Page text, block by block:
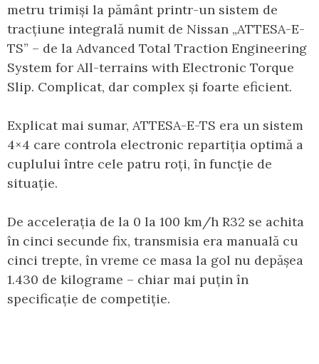
metru trimiși la pământ printr-un sistem de
tracțiune integrală numit de Nissan „ATTESA-E-
TS” – de la Advanced Total Traction Engineering
System for All-terrains with Electronic Torque
Slip. Complicat, dar complex și foarte eficient.
Explicat mai sumar, ATTESA-E-TS era un sistem
4×4 care controla electronic repartiția optimă a
cuplului între cele patru roți, în funcție de
situație.
De accelerația de la 0 la 100 km/h R32 se achita
în cinci secunde fix, transmisia era manuală cu
cinci trepte, în vreme ce masa la gol nu depășea
1.430 de kilograme – chiar mai puțin în
specificație de competiție.